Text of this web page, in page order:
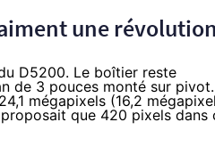
une
D5200. Le boîtier reste
de 3 pouces monté sur pivot.
mégapixels (16,2
que 420 pixels dans